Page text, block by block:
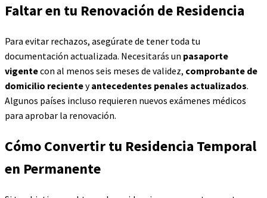
Faltar en tu Renovación de Residencia
Para evitar rechazos, asegúrate de tener toda tu
documentación actualizada. Necesitarás un pasaporte
vigentecon al menos seis meses de validez, comprobante de
domicilio recienteyantecedentes penales actualizados.
Algunos países incluso requieren nuevos exámenes médicos
para aprobar la renovación.
Cómo Convertir tu Residencia Temporal
en Permanente